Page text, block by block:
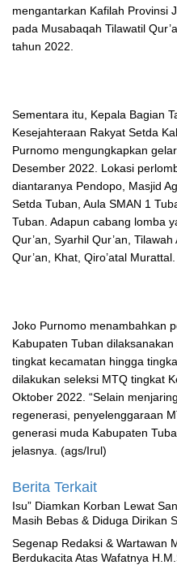
mengantarkan Kafilah Provinsi
pada Musabaqah Tilawatil
tahun 2022.
Sementara itu, Kepala Bagian
Kesejahteraan Rakyat Setda
Purnomo mengungkapkan
Desember 2022. Lokasi
diantaranya Pendopo, Masjid
Setda Tuban, Aula SMAN 1
Tuban. Adapun cabang lomba
Qur’an, Syarhil Qur’an,
Qur’an, Khat, Qiro’atal
Joko Purnomo menambahkan
Kabupaten Tuban
tingkat kecamatan hingga
dilakukan seleksi MTQ tingkat
Oktober 2022. “Selain
regenerasi, penyelenggaraan
generasi muda Kabupaten
jelasnya. (ags/Irul)
Berita Terkait
‎Isu” Diamkan Korban Lewat
Masih Bebas & Diduga Dirikan
Segenap Redaksi & Wartawan
Berdukacita Atas Wafatnya